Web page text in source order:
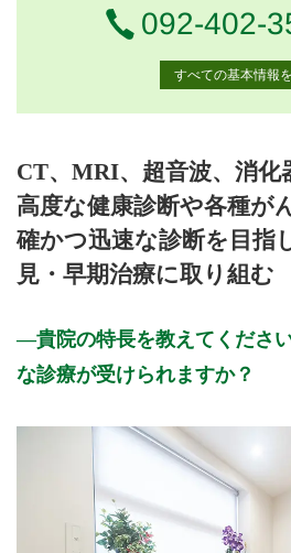
電話番号
092-402-
すべての基本情報
8:30～12:30
● ● ●
13:30～17:30
● ● ●
休診日: 土、日、祝
>>病院なびで医療機関の詳細を見る
公式HPはこちら
CT、MRI、超音波、消化
高度な健康診断や各種が
確かつ迅速な診断を目指
見・早期治療に取り組む
貴院の特長を教えてくださ
な診療が受けられますか？